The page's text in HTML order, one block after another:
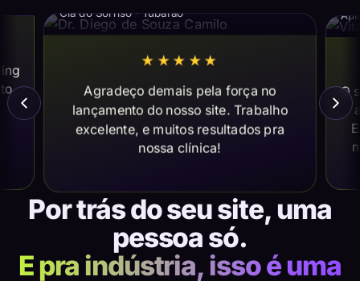
Cia do Sorriso · Tubarão
★★★★★
Agradeço demais pela força no
lançamento do nosso site. Trabalho
excelente, e muitos resultados pra
nossa clínica!
O
Por trás do seu site, uma
pessoa só.
E pra indústria, isso é uma